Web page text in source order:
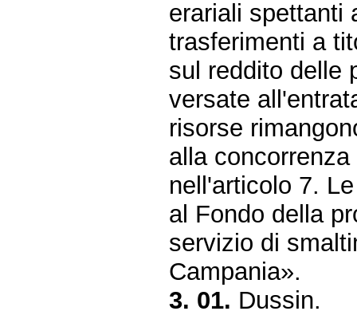
erariali spettanti
trasferimenti a
sul reddito delle
versate
risorse
alla
nell'articolo 7.
al Fondo della
servizio di
Campania».
3. 01. Dussin.